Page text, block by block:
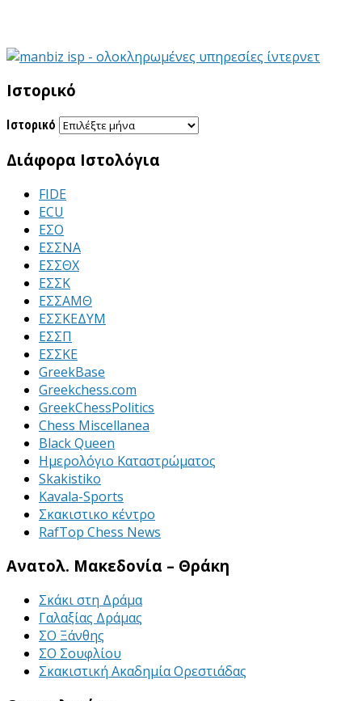
Ιστορικό
Ιστορικό
Διάφορα Ιστολόγια
FIDE
ECU
ΕΣΟ
ΕΣΣΝΑ
ΕΣΣΘΧ
ΕΣΣΚ
ΕΣΣΑΜΘ
ΕΣΣΚΕΔΥΜ
ΕΣΣΠ
ΕΣΣΚΕ
GreekBase
Greekchess.com
GreekChessPolitics
Chess Miscellanea
Black Queen
Ημερολόγιο Καταστρώματος
Skakistiko
Kavala-Sports
Σκακιστικο κέντρο
RafTop Chess News
Ανατολ. Μακεδονία – Θράκη
Σκάκι στη Δράμα
Γαλαξίας Δράμας
ΣΟ Ξάνθης
ΣΟ Σουφλίου
Σκακιστική Ακαδημία Ορεστιάδας